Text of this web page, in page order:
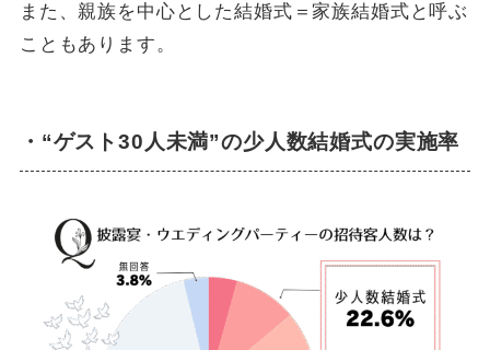
また、親族を中心とした結婚式＝家族結婚式と呼ぶ
こともあります。
・“ゲスト30人未満”の少人数結婚式の実施率